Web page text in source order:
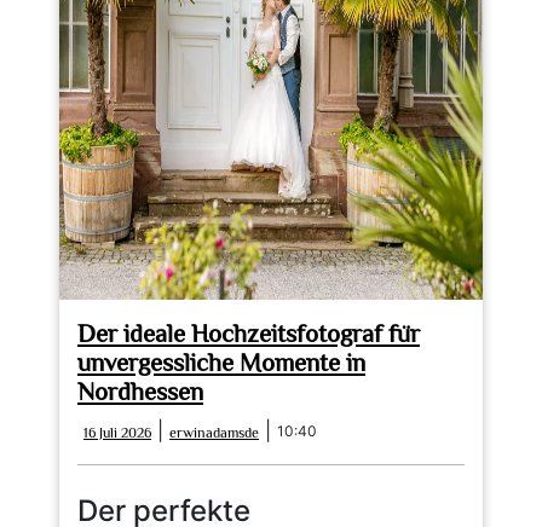
ideale
Hochzeitsfotograf
für
Ihre
Traumhochzeit
Der ideale Hochzeitsfotograf für
unvergessliche Momente in
Nordhessen
16 Juli 2026
Juli
2026
erwinadamsde erwinadamsde
10:40
Der perfekte